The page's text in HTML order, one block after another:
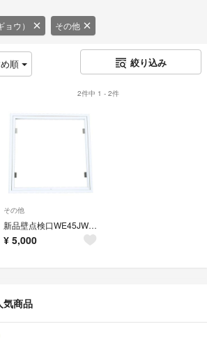
ウ） その他
順 絞り込み
2件中 1 - 2件
その他
新品壁点検口WE45JW ホワイト 天井検査用
¥ 5,000
気商品